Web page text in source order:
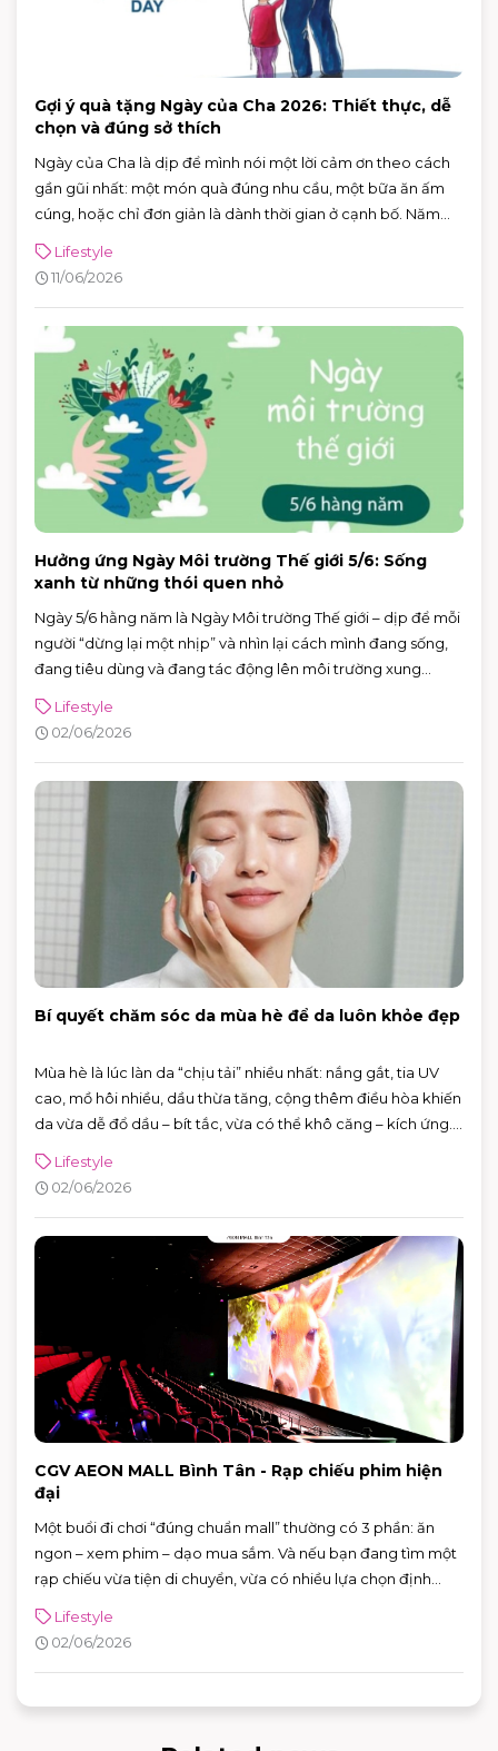
Gợi ý quà tặng Ngày của Cha 2026: Thiết thực, dễ
chọn và đúng sở thích
Ngày của Cha là dịp để mình nói một lời cảm ơn theo cách
gần gũi nhất: một món quà đúng nhu cầu, một bữa ăn ấm
cúng, hoặc chỉ đơn giản là dành thời gian ở cạnh bố. Năm
thứ ba của tháng 6) — rất tiện để cả nhà lên lịch đi chơi, mua
sắm và ăn uống trong một buổi.
Lifestyle
11/06/2026
Hưởng ứng Ngày Môi trường Thế giới 5/6: Sống
xanh từ những thói quen nhỏ
Ngày 5/6 hằng năm là Ngày Môi trường Thế giới – dịp để mỗi
người “dừng lại một nhịp” và nhìn lại cách mình đang sống,
đang tiêu dùng và đang tác động lên môi trường xung
đến hành động vì khí hậu, với sự kiện toàn cầu được tổ chức
tại Azerbaijan.
Lifestyle
02/06/2026
Bí quyết chăm sóc da mùa hè để da luôn khỏe đẹp
Mùa hè là lúc làn da “chịu tải” nhiều nhất: nắng gắt, tia UV
cao, mồ hôi nhiều, dầu thừa tăng, cộng thêm điều hòa khiến
da vừa dễ đổ dầu – bít tắc, vừa có thể khô căng – kích ứng.
đúng vài nguyên tắc: làm sạch vừa đủ, dưỡng ẩm nhẹ,
chống nắng đúng cách và xử lý mồ hôi thông minh, da sẽ dễ
Lifestyle
02/06/2026
CGV AEON MALL Bình Tân - Rạp chiếu phim hiện
đại
Một buổi đi chơi “đúng chuẩn mall” thường có 3 phần: ăn
ngon – xem phim – dạo mua sắm. Và nếu bạn đang tìm một
rạp chiếu vừa tiện di chuyển, vừa có nhiều lựa chọn định
AEON MALL Bình Tân là điểm đến rất phù hợp cho cả gia
đình, nhóm bạn lẫn các buổi hẹn hò cuối tuần.
Lifestyle
02/06/2026